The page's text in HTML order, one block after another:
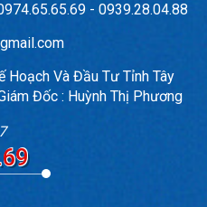
- 0939.28.04.88
Hoạch Và Đầu Tư Tỉnh Tây
Đốc : Huỳnh Thị Phương